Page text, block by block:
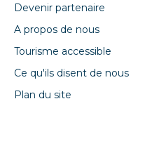
Devenir partenaire
A propos de nous
Tourisme accessible
Ce qu'ils disent de nous
Plan du site